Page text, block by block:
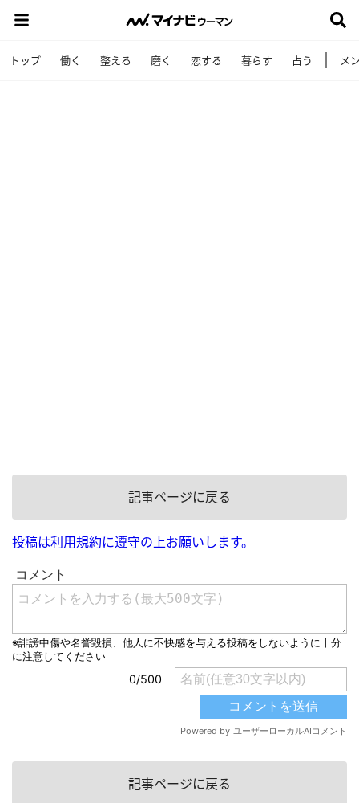
トップ 働く 整える 磨く 恋する 暮らす 占う メ
記事ページに戻る
投稿は利用規約に遵守の上お願いします。
記事ページに戻る